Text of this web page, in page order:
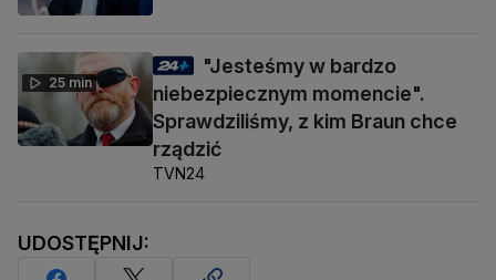
25 min
"Jesteśmy w bardzo
niebezpiecznym momencie".
Sprawdziliśmy, z kim Braun chce
rządzić
TVN24
UDOSTĘPNIJ: